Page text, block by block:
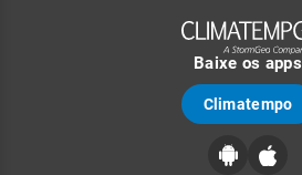
Baixe os apps
Climatempo